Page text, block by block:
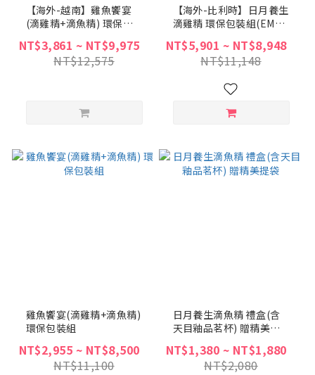
【海外-越南】雞魚饗宴
(滴雞精+滴魚精) 環保包
NT$3,861 ~ NT$9,975
NT$12,575
【海外-比利時】日月養生
滴雞精 環保包裝組(EMS
NT$5,901 ~ NT$8,948
NT$11,148
雞魚饗宴(滴雞精+滴魚精)
環保包裝組
NT$2,955 ~ NT$8,500
NT$11,100
日月養生滴魚精 禮盒(含
天目釉品茗杯) 贈精美提
NT$1,380 ~ NT$1,880
NT$2,080